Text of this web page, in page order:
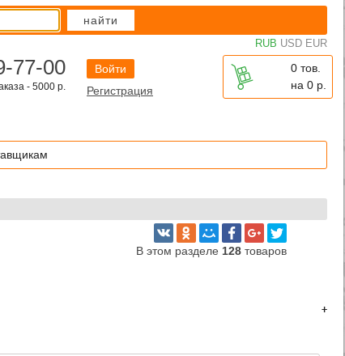
RUB USD EUR
найти
0 тов.
на 0 р.
Войти
Регистрация
77-00
- 5000 р.
В этом разделе 128 товаров